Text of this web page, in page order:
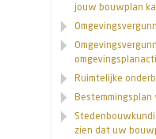
jouw bouwplan
Ruimtelijke
Bestemmingsplan
zien dat uw